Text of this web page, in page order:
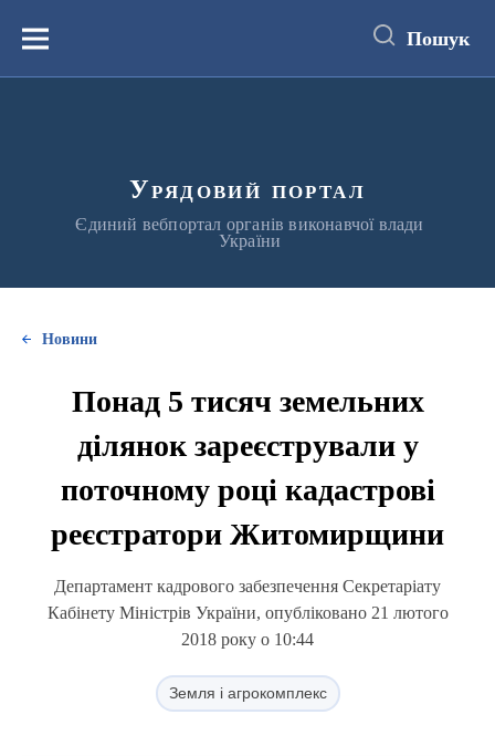
вмістуМеню Пошук
Урядовий портал
Єдиний вебпортал органів виконавчої влади
України
Новини
Понад 5 тисяч земельних
ділянок зареєстрували у
поточному році кадастрові
реєстратори Житомирщини
Департамент кадрового забезпечення Секретаріату
Кабінету Міністрів України, опубліковано 21 лютого
2018 року о 10:44
Земля і агрокомплекс